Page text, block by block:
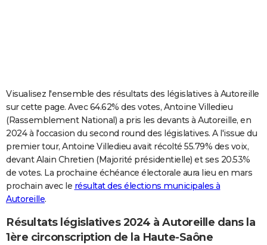
Carte de Noël
Carte Bonne année
Carte Saint-Valentin
Carte Pâques
Carte d'anniversaire
DICTIONNAIRE
Dictionnaire
Biographies
Citations
Expressions
Proverbes
PROGRAMME TV
COPAINS D'AVANT
S'inscrire
Se connecter
Lycées
Collèges
Primaires
Universités
Entreprises
Service militaire
Avis de recherche
AVIS DE DÉCÈS
Visualisez l'ensemble des résultats des législatives à Autoreille
sur cette page. Avec 64.62% des votes, Antoine Villedieu
(Rassemblement National) a pris les devants à Autoreille, en
2024 à l'occasion du second round des législatives. A l'issue du
premier tour, Antoine Villedieu avait récolté 55.79% des voix,
devant Alain Chretien (Majorité présidentielle) et ses 20.53%
de votes. La prochaine échéance électorale aura lieu en mars
prochain avec le résultat des élections municipales à
Autoreille.
Résultats législatives 2024 à Autoreille dans la
1ère circonscription de la Haute-Saône